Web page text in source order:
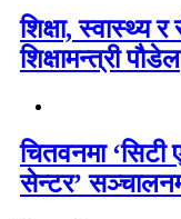
शिक्षा, स्वास्थ्य
शिक्षामन्त्री पौडेल
चितवनमा
सेन्टर’